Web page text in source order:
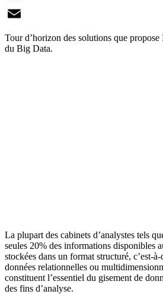
X
Email
Tour d’horizon des solutions que
du Big Data.
La plupart des cabinets d’analystes tels
seules 20% des informations disponibles
stockées dans un format structuré, c’est-
données relationnelles ou
constituent l’essentiel du gisement de
des fins d’analyse.